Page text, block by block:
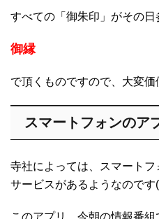
すべての「御朱印」がその日
御縁
で頂くものですので、大変価
スマートフォンのア
寺社によっては、スマート
サービスがあるようなのです